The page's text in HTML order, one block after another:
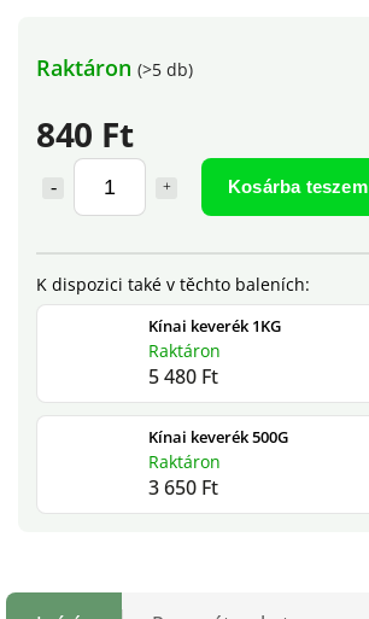
840 Ft
Kosárba teszem
Kínai keverék 1KG
Raktáron
5 480 Ft
Kínai keverék 500G
Raktáron
3 650 Ft
Raktáron (>5 db)